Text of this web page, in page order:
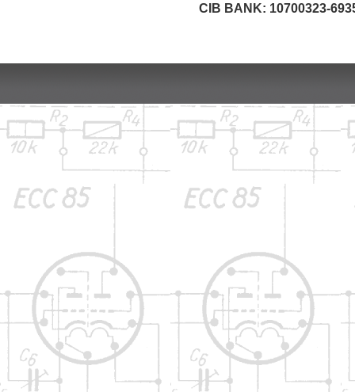
CIB BANK: 10700323-